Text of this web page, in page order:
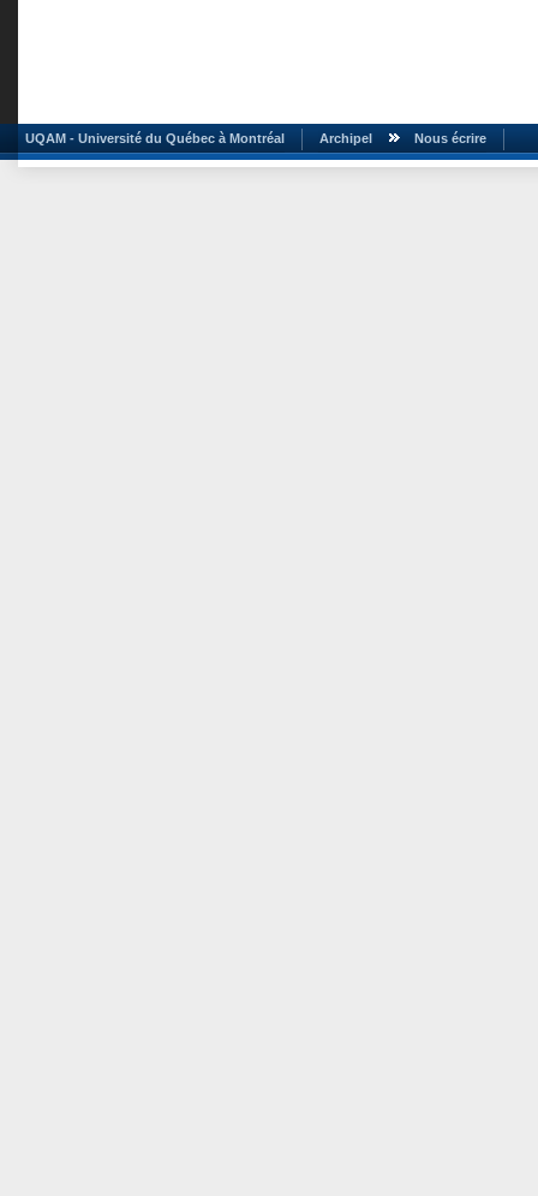
UQAM - Université du Québec à Montréal Archipel Nous écrire